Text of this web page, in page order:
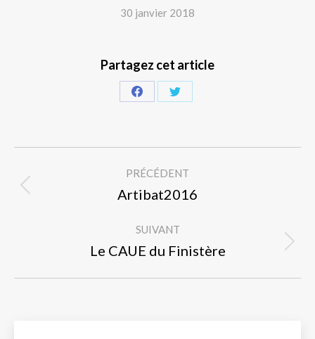
30 janvier 2018
Partagez cet article
PartagerPartager
article
PRÉCÉDENT
Article
:
Artibat2016
SUIVANT
Article
Le CAUE du Finistère